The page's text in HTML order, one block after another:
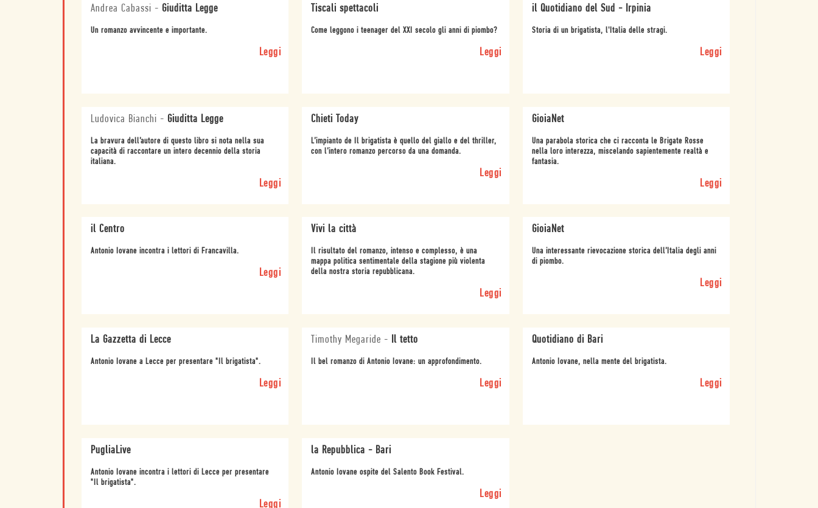
Andrea Cabassi - Giuditta Legge
Un romanzo avvincente e importante.
Leggi
Tiscali spettacoli
Come leggono i teenager del XXI secolo gli anni di piombo?
Leggi
il Quotidiano del Sud - Irpinia
Storia di un brigatista, l'Italia delle stragi.
Leggi
Ludovica Bianchi - Giuditta Legge
La bravura dell’autore di questo libro si nota nella sua
capacità di raccontare un intero decennio della storia
italiana.
Leggi
Chieti Today
L’impianto de Il brigatista è quello del giallo e del thriller,
con l’intero romanzo percorso da una domanda.
Leggi
GioiaNet
Una parabola storica che ci racconta le Brigate Rosse
nella loro interezza, miscelando sapientemente realtà e
fantasia.
Leggi
il Centro
Antonio Iovane incontra i lettori di Francavilla.
Leggi
Vivi la città
Il risultato del romanzo, intenso e complesso, è una
mappa politica sentimentale della stagione più violenta
della nostra storia repubblicana.
Leggi
GioiaNet
Una interessante rievocazione storica dell’Italia degli anni
di piombo.
Leggi
La Gazzetta di Lecce
Antonio Iovane a Lecce per presentare "Il brigatista".
Leggi
Timothy Megaride - Il tetto
Il bel romanzo di Antonio Iovane: un approfondimento.
Leggi
Quotidiano di Bari
Antonio Iovane, nella mente del brigatista.
Leggi
PugliaLive
Antonio Iovane incontra i lettori di Lecce per presentare
"Il brigatista".
Leggi
la Repubblica - Bari
Antonio Iovane ospite del Salento Book Festival.
Leggi